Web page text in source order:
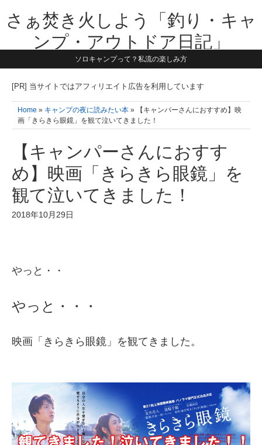
さぁ焚き火しよう「釣り・キャ
ンプ・アウトドア日記」
【テーマは子供と一緒に本気で遊ぶ】1981年うまれ・横浜在住。妻と3
す。同じ世代のお父さんに読んで頂けたら嬉しいです！よろしくお願い
ソロキャンプって？私流の楽しみ方
[PR] 当サイトではアフィリエイト広告を利用しています
Home » キャンプの夜に読みたい本 » 【キャンパーさんにおすすめ】映
画「きらきら眼鏡」を観て泣いてきました！
【キャンパーさんにおすす
め】映画「きらきら眼鏡」を
観て泣いてきました！
2018年10月29日
やっと・・
やっと・・・
映画「きらきら眼鏡」を観てきました。